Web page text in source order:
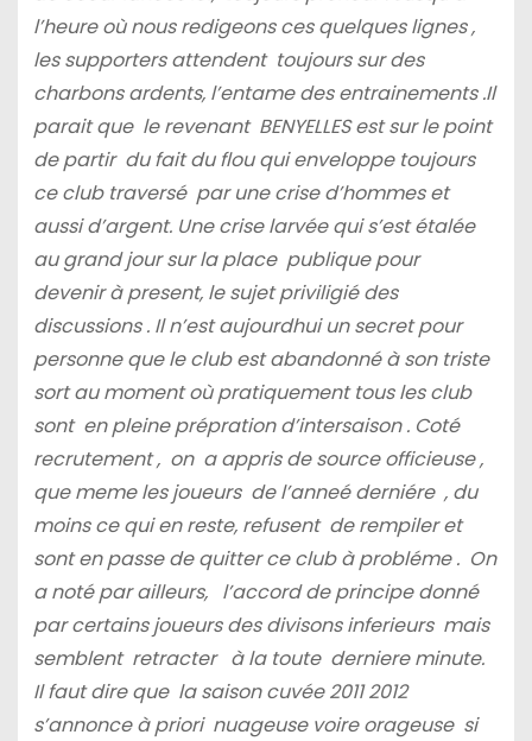
l’heure où nous redigeons ces quelques lignes ,
les supporters attendent toujours sur des
charbons ardents, l’entame des entrainements .Il
parait que le revenant BENYELLES est sur le point
de partir du fait du flou qui enveloppe toujours
ce club traversé par une crise d’hommes et
aussi d’argent. Une crise larvée qui s’est étalée
au grand jour sur la place publique pour
devenir à present, le sujet priviligié des
discussions . Il n’est aujourdhui un secret pour
personne que le club est abandonné à son triste
sort au moment où pratiquement tous les club
sont en pleine prépration d’intersaison . Coté
recrutement , on a appris de source officieuse ,
que meme les joueurs de l’anneé derniére , du
moins ce qui en reste, refusent de rempiler et
sont en passe de quitter ce club à probléme . On
a noté par ailleurs, l’accord de principe donné
par certains joueurs des divisons inferieurs mais
semblent retracter à la toute derniere minute.
Il faut dire que la saison cuvée 2011 2012
s’annonce à priori nuageuse voire orageuse si